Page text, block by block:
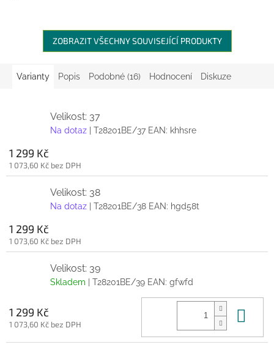
ZOBRAZIT VŠECHNY SOUVISEJÍCÍ PRODUKTY
Varianty Popis Podobné (16) Hodnocení Diskuze
Velikost: 37
Na dotaz | T28201BE/37 EAN: khhsre
1 299 Kč
1 073,60 Kč bez DPH
Velikost: 38
Na dotaz | T28201BE/38 EAN: hgd58t
1 299 Kč
1 073,60 Kč bez DPH
Velikost: 39
Skladem | T28201BE/39 EAN: gfwfd
1 299 Kč
1 073,60 Kč bez DPH